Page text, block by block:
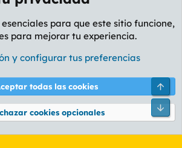
AMARILLO
y reglas Política de privacidad Ayuda
® © 2010-2026 XenForo Ltd.
esenciales para que este sitio funcione,
para mejorar tu experiencia.
y configurar tus preferencias
todas las cookies
cookies opcionales
Pie